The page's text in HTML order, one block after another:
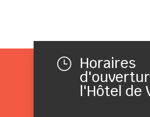
} Horaires
l'Hôtel de